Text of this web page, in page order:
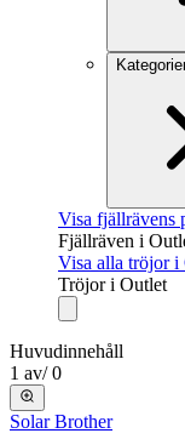
Visa fjällrävens
Fjällräven i
Visa alla tröjor i
Tröjor i Outlet
Huvudinnehåll
1 av/ 0
Solar Brother